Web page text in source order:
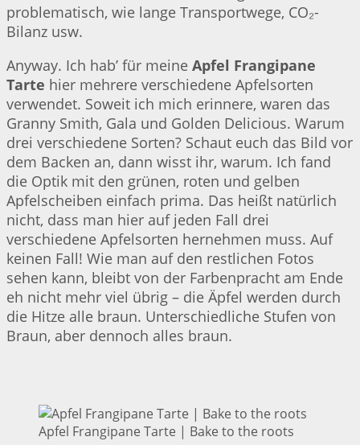
problematisch, wie lange Transportwege, CO₂-
Bilanz usw.
Anyway. Ich hab’ für meine Apfel Frangipane
Tarte hier mehrere verschiedene Apfelsorten
verwendet. Soweit ich mich erinnere, waren das
Granny Smith, Gala und Golden Delicious. Warum
drei verschiedene Sorten? Schaut euch das Bild vor
dem Backen an, dann wisst ihr, warum. Ich fand
die Optik mit den grünen, roten und gelben
Apfelscheiben einfach prima. Das heißt natürlich
nicht, dass man hier auf jeden Fall drei
verschiedene Apfelsorten hernehmen muss. Auf
keinen Fall! Wie man auf den restlichen Fotos
sehen kann, bleibt von der Farbenpracht am Ende
eh nicht mehr viel übrig – die Äpfel werden durch
die Hitze alle braun. Unterschiedliche Stufen von
Braun, aber dennoch alles braun.
Apfel Frangipane Tarte | Bake to the roots